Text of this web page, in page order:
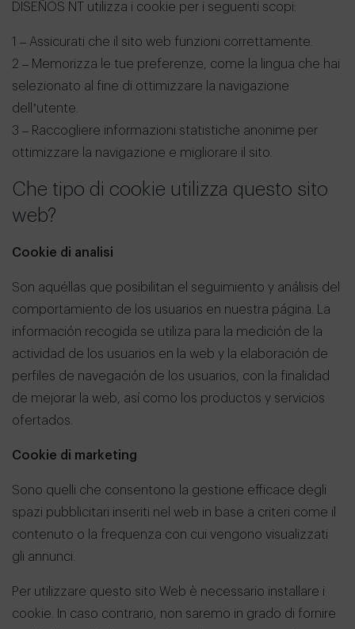
DISEÑOS NT utilizza i cookie per i seguenti scopi:
1 – Assicurati che il sito web funzioni correttamente.
2 – Memorizza le tue preferenze, come la lingua che hai
selezionato al fine di ottimizzare la navigazione
dell’utente.
3 – Raccogliere informazioni statistiche anonime per
ottimizzare la navigazione e migliorare il sito.
Che tipo di cookie utilizza questo sito
web?
Cookie di analisi
Son aquéllas que posibilitan el seguimiento y análisis del
comportamiento de los usuarios en nuestra página. La
información recogida se utiliza para la medición de la
actividad de los usuarios en la web y la elaboración de
perfiles de navegación de los usuarios, con la finalidad
de mejorar la web, así como los productos y servicios
ofertados.
Cookie di marketing
Sono quelli che consentono la gestione efficace degli
spazi pubblicitari inseriti nel web in base a criteri come il
contenuto o la frequenza con cui vengono visualizzati
gli annunci.
Per utilizzare questo sito Web è necessario installare i
cookie. In caso contrario, non saremo in grado di fornire